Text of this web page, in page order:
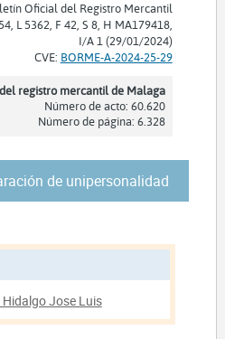
Oficial del Registro Mercantil
L 5362, F 42, S 8, H MA179418,
I/A 1 (29/01/2024)
CVE: BORME-A-2024-25-29
registro mercantil de Malaga
Número de acto: 60.620
Número de página: 6.328
de unipersonalidad
Jose Luis